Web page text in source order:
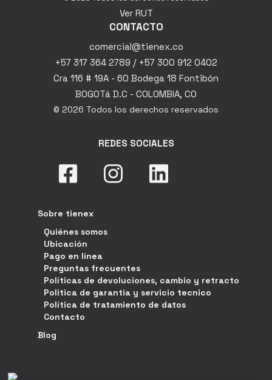
Ver RUT
CONTACTO
comercial@tienex.co
+57 317 364 2789 / +57 300 912 0402
Cra 116 # 19A - 60 Bodega 18 Fontibón
BOGOTá D.C - COLOMBIA, CO
© 2026 Todos los derechos reservados
REDES SOCIALES
Sobre tienex
Quiénes somos
Ubicación
Pago en línea
Preguntas frecuentes
Políticas de devoluciones, cambio y retracto
Politica de garantia y servicio tecnico
Política de tratamiento de datos
Contacto
Blog